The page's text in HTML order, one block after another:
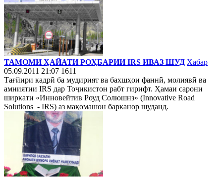
ТАМОМИ ҲАЙАТИ РОҲБАРИИ IRS ИВАЗ ШУД Хабар
05.09.2011 21:07 1611
Тағйири кадрӣ ба мудирият ва бахшҳои фаннӣ, молиявӣ ва
амниятии IRS дар Тоҷикистон рабт гирифт. Ҳамаи сарони
ширкати «Инновейтив Роуд Солюшнз» (Innovative Road
Solutions - IRS) аз мақомашон барканор шуданд.